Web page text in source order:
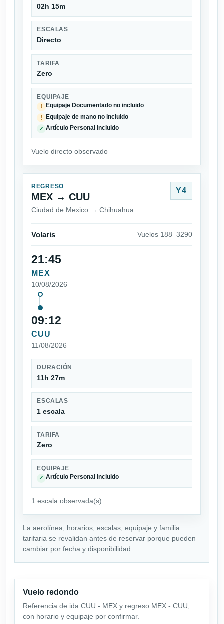
02h 15m
ESCALAS
Directo
TARIFA
Zero
EQUIPAJE
!
Equipaje Documentado no incluido
! Equipaje de mano no incluido
✓ Artículo Personal incluido
Vuelo directo observado
REGRESO
MEX → CUU
Ciudad de Mexico → Chihuahua
Y4
Volaris Vuelos 188_3290
21:45
MEX
10/08/2026
09:12
CUU
11/08/2026
DURACIÓN
11h 27m
ESCALAS
1 escala
TARIFA
Zero
EQUIPAJE
✓ Artículo Personal incluido
1 escala observada(s)
La aerolínea, horarios, escalas, equipaje y familia
tarifaria se revalidan antes de reservar porque pueden
cambiar por fecha y disponibilidad.
Vuelo redondo
Referencia de ida CUU - MEX y regreso MEX - CUU,
con horario y equipaje por confirmar.